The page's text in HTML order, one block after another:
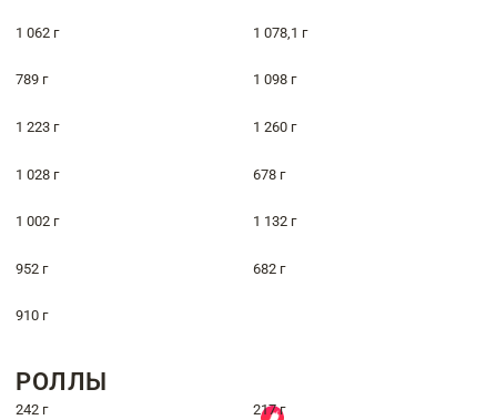
1 062 г 1 078,1 г
789 г 1 098 г
1 223 г 1 260 г
1 028 г 678 г
1 002 г 1 132 г
952 г 682 г
910 г
РОЛЛЫ
242 г 217 г